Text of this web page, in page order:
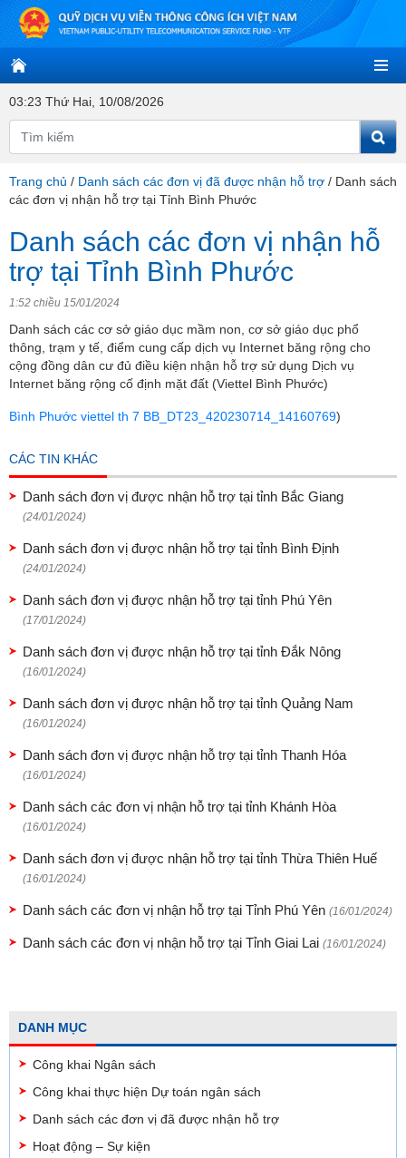
03:23 Thứ Hai, 10/08/2026
Trang chủ / Danh sách các đơn vị đã được nhận hỗ trợ / Danh sách
các đơn vị nhận hỗ trợ tại Tỉnh Bình Phước
Danh sách các đơn vị nhận hỗ
trợ tại Tỉnh Bình Phước
1:52 chiều 15/01/2024
Danh sách các cơ sở giáo dục mầm non, cơ sở giáo dục phổ
thông, trạm y tế, điểm cung cấp dịch vụ Internet băng rộng cho
cộng đồng dân cư đủ điều kiện nhận hỗ trợ sử dụng Dịch vụ
Internet băng rộng cố định mặt đất (Viettel Bình Phước)
Bình Phước viettel th 7 BB_DT23_420230714_14160769)
CÁC TIN KHÁC
Danh sách đơn vị được nhận hỗ trợ tại tỉnh Bắc Giang
(24/01/2024)
Danh sách đơn vị được nhận hỗ trợ tại tỉnh Bình Định
(24/01/2024)
Danh sách đơn vị được nhận hỗ trợ tại tỉnh Phú Yên
(17/01/2024)
Danh sách đơn vị được nhận hỗ trợ tại tỉnh Đắk Nông
(16/01/2024)
Danh sách đơn vị được nhận hỗ trợ tại tỉnh Quảng Nam
(16/01/2024)
Danh sách đơn vị được nhận hỗ trợ tại tỉnh Thanh Hóa
(16/01/2024)
Danh sách các đơn vị nhận hỗ trợ tại tỉnh Khánh Hòa
(16/01/2024)
Danh sách đơn vị được nhận hỗ trợ tại tỉnh Thừa Thiên Huế
(16/01/2024)
Danh sách các đơn vị nhận hỗ trợ tại Tỉnh Phú Yên (16/01/2024)
Danh sách các đơn vị nhận hỗ trợ tại Tỉnh Giai Lai (16/01/2024)
DANH MỤC
Công khai Ngân sách
Công khai thực hiện Dự toán ngân sách
Danh sách các đơn vị đã được nhận hỗ trợ
Hoạt động – Sự kiện